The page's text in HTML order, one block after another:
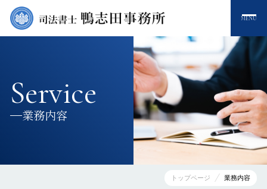
MENU
Service
業務内容
トップページ 業務内容